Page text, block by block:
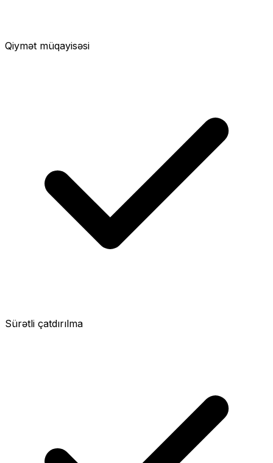
Qiymət müqayisəsi
Sürətli çatdırılma